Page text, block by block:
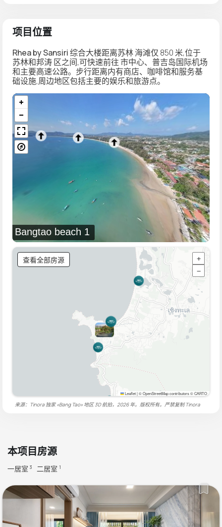
项目位置
Rhea by Sansiri综合大楼距离苏林海滩仅 850 米,位于
苏林和邦涛区之间,可快速前往市中心、 普吉岛国际机场
和主要高速公路。步行距离内有商店、咖啡馆和服务基
础设施,周边地区包括主要的娱乐和旅游点。
Bangtao beach 1
查看全部房源
+
−
Leaflet|© OpenStreetMap contributors © CARTO
来源：Tinora 独家 «Bang Tao» 地区 3D 航拍，2026 年。版权所有。严禁复制Tinora
本项目房源
一居室 3 二居室 1